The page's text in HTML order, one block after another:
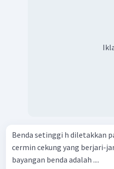
Benda setinggi h diletakkan
cermin cekung yang berjari-
bayangan benda adalah ....